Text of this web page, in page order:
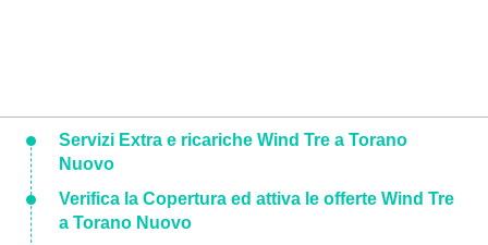
Servizi Extra e ricariche Wind Tre a Torano
Nuovo
Verifica la Copertura ed attiva le offerte Wind Tre
a Torano Nuovo